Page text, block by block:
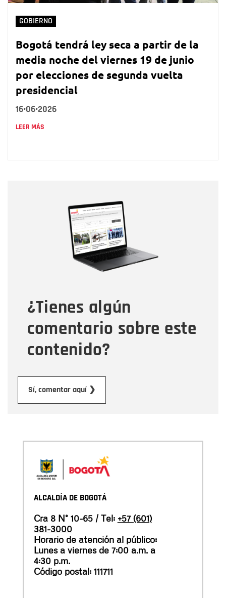
GOBIERNO
Bogotá tendrá ley seca a partir de la
media noche del viernes 19 de junio
por elecciones de segunda vuelta
presidencial
16•06•2026
LEER MÁS
¿Tienes algún
comentario sobre este
contenido?
Sí, comentar aquí ❯
Correo electrónico
Tipo de comentario
Mensaje
ALCALDÍA DE BOGOTÁ
Cra 8 N° 10-65 / Tel: +57 (601)
381-3000
Horario de atención al público:
Lunes a viernes de 7:00 a.m. a
4:30 p.m.
Código postal: 111711